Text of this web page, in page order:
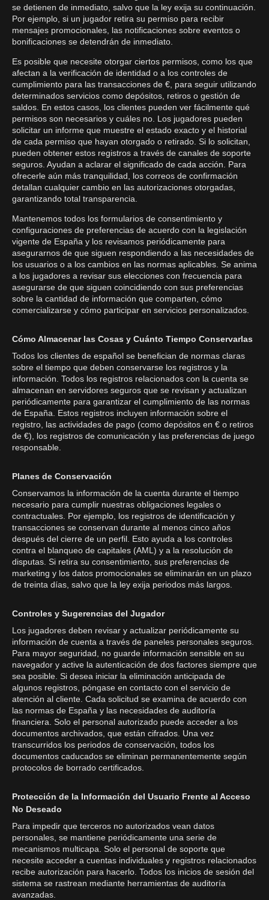
se detienen de inmediato, salvo que la ley exija su continuación.
Por ejemplo, si un jugador retira su permiso para recibir
mensajes promocionales, las notificaciones sobre eventos o
bonificaciones se detendrán de inmediato.
Es posible que necesite otorgar ciertos permisos, como los que
afectan a la verificación de identidad o a los controles de
cumplimiento para las transacciones de €, para seguir utilizando
determinados servicios como depósitos, retiros o gestión de
saldos. En estos casos, los clientes pueden ver fácilmente qué
permisos son necesarios y cuáles no. Los jugadores pueden
solicitar un informe que muestre el estado exacto y el historial
de cada permiso que hayan otorgado o retirado. Si lo solicitan,
pueden obtener estos registros a través de canales de soporte
seguros. Ayudan a aclarar el significado de cada acción. Para
ofrecerle aún más tranquilidad, los correos de confirmación
detallan cualquier cambio en las autorizaciones otorgadas,
garantizando total transparencia.
Mantenemos todos los formularios de consentimiento y
configuraciones de preferencias de acuerdo con la legislación
vigente de España y los revisamos periódicamente para
asegurarnos de que siguen respondiendo a las necesidades de
los usuarios o a los cambios en las normas aplicables. Se anima
a los jugadores a revisar sus elecciones con frecuencia para
asegurarse de que siguen coincidiendo con sus preferencias
sobre la cantidad de información que comparten, cómo
comercializarse y cómo participar en servicios personalizados.
Cómo Almacenar las Cosas y Cuánto Tiempo Conservarlas
Todos los clientes de español se benefician de normas claras
sobre el tiempo que deben conservarse los registros y la
información. Todos los registros relacionados con la cuenta se
almacenan en servidores seguros que se revisan y actualizan
periódicamente para garantizar el cumplimiento de las normas
de España. Estos registros incluyen información sobre el
registro, las actividades de pago (como depósitos en € o retiros
de €), los registros de comunicación y las preferencias de juego
responsable.
Planes de Conservación
Conservamos la información de la cuenta durante el tiempo
necesario para cumplir nuestras obligaciones legales o
contractuales. Por ejemplo, los registros de identificación y
transacciones se conservan durante al menos cinco años
después del cierre de un perfil. Esto ayuda a los controles
contra el blanqueo de capitales (AML) y a la resolución de
disputas. Si retira su consentimiento, sus preferencias de
marketing y los datos promocionales se eliminarán en un plazo
de treinta días, salvo que la ley exija periodos más largos.
Controles y Sugerencias del Jugador
Los jugadores deben revisar y actualizar periódicamente su
información de cuenta a través de paneles personales seguros.
Para mayor seguridad, no guarde información sensible en su
navegador y active la autenticación de dos factores siempre que
sea posible. Si desea iniciar la eliminación anticipada de
algunos registros, póngase en contacto con el servicio de
atención al cliente. Cada solicitud se examina de acuerdo con
las normas de España y las necesidades de auditoría
financiera. Solo el personal autorizado puede acceder a los
documentos archivados, que están cifrados. Una vez
transcurridos los periodos de conservación, todos los
documentos caducados se eliminan permanentemente según
protocolos de borrado certificados.
Protección de la Información del Usuario Frente al Acceso
No Deseado
Para impedir que terceros no autorizados vean datos
personales, se mantiene periódicamente una serie de
mecanismos multicapa. Solo el personal de soporte que
necesite acceder a cuentas individuales y registros relacionados
recibe autorización para hacerlo. Todos los inicios de sesión del
sistema se rastrean mediante herramientas de auditoría
avanzadas.